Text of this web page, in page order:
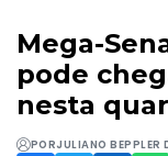
Mega-
pode
nesta
PORJULIANO BEPPLER